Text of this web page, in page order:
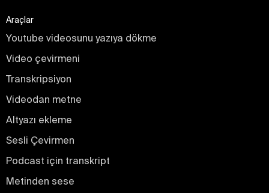
Araçlar
Youtube videosunu yazıya dökme
Video çevirmeni
Transkripsiyon
Videodan metne
Altyazı ekleme
Sesli Çevirmen
Podcast için transkript
Metinden sese